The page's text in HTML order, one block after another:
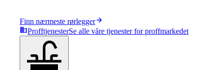
Finn nærmeste rørlegger
ProfftjenesterSe alle våre tjenester for proffmarkedet